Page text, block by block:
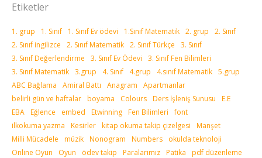
Etiketler
1. grup 1. Sınıf 1. Sınıf Ev ödevi 1.Sınıf Matematik 2. grup
2. Sınıf
2. Sınıf ingilizce
2. Sınıf Matematik 2. Sınıf Türkçe
3. Sınıf
3. Sınıf Değerlendirme
3. Sınıf Ev Ödevi
3. Sınıf Fen Bilimleri
3. Sınıf Matematik 3.grup 4. Sınıf 4.grup 4.sınıf Matematik 5.grup
ABC Bağlama
Amiral Battı Anagram
Apartmanlar
belirli gün ve haftalar boyama Colours Ders İşleniş Sunusu
E.E
EBA Eğlence embed Etwinning Fen Bilimleri
font
ilkokuma yazma
Kesirler kitap okuma takip çizelgesi
Manşet
Milli Mücadele
müzik Nonogram Numbers
okulda teknoloji
Online Oyun
Oyun ödev takip Paralarımız Patika
pdf düzenleme